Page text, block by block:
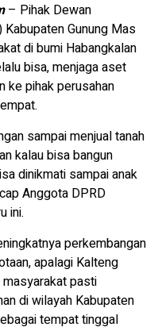
– Pihak Dewan
Gunung Mas
di bumi Habangkalan
bisa, menjaga aset
ke pihak perusahan
sampai menjual tanah
kalau bisa bangun
dinikmati sampai anak
Anggota DPRD
ini.
perkembangan
apalagi Kalteng
pasti
di wilayah Kabupaten
tempat tinggal